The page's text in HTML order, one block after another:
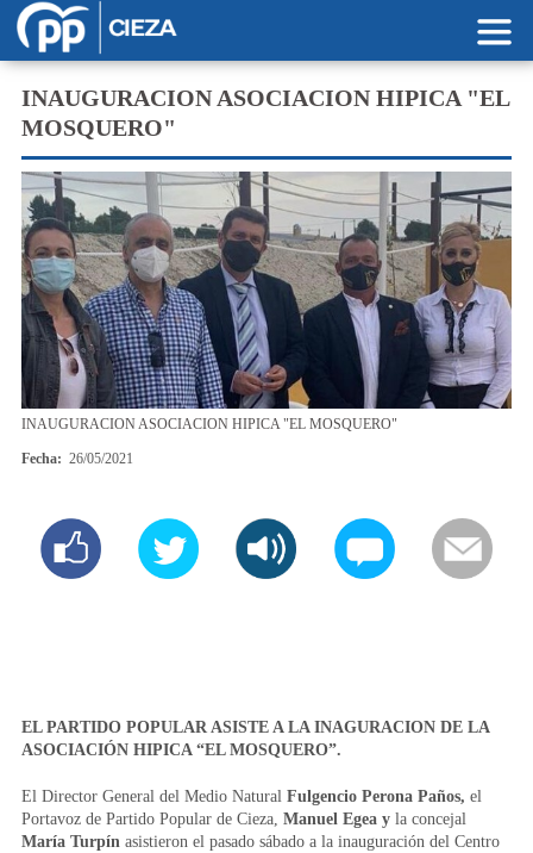
Pasar al contenido principal
INAUGURACION ASOCIACION HIPICA "EL
MOSQUERO"
INAUGURACION ASOCIACION HIPICA "EL MOSQUERO"
Fecha: 26/05/2021
EL PARTIDO POPULAR ASISTE A LA INAGURACION DE LA
ASOCIACIÓN HIPICA “EL MOSQUERO”.
El Director General del Medio Natural Fulgencio Perona Paños,el
Portavoz de Partido Popular de Cieza, Manuel Egea yla concejal
María Turpín asistieron el pasado sábado a la inauguración del Centro